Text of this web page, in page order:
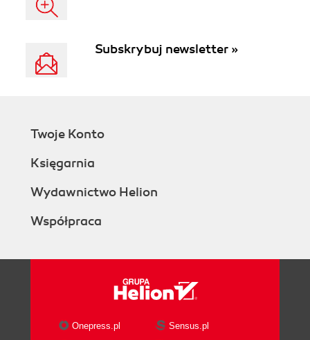
Subskrybuj newsletter »
Twoje Konto
Księgarnia
Wydawnictwo Helion
Współpraca
Onepress.pl
Sensus.pl